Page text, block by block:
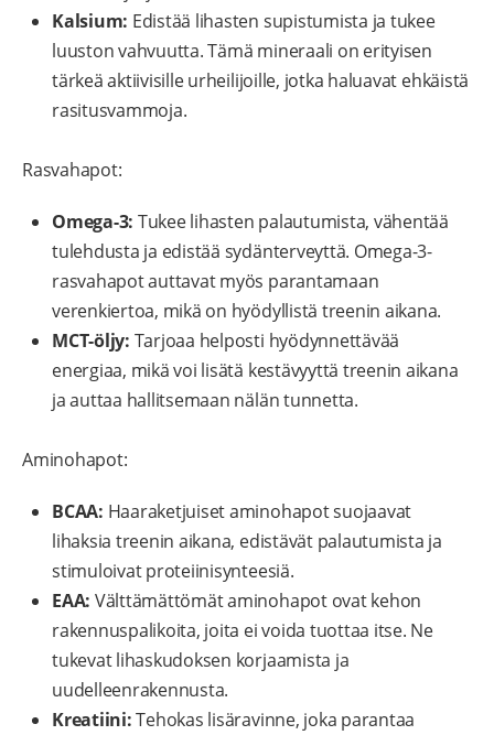
Kalsium: Edistää lihasten supistumista ja tukee
luuston vahvuutta. Tämä mineraali on erityisen
tärkeä aktiivisille urheilijoille, jotka haluavat ehkäistä
rasitusvammoja.
Rasvahapot:
Omega-3: Tukee lihasten palautumista, vähentää
tulehdusta ja edistää sydänterveyttä. Omega-3-
rasvahapot auttavat myös parantamaan
verenkiertoa, mikä on hyödyllistä treenin aikana.
MCT-öljy: Tarjoaa helposti hyödynnettävää
energiaa, mikä voi lisätä kestävyyttä treenin aikana
ja auttaa hallitsemaan nälän tunnetta.
Aminohapot:
BCAA: Haaraketjuiset aminohapot suojaavat
lihaksia treenin aikana, edistävät palautumista ja
stimuloivat proteiinisynteesiä.
EAA: Välttämättömät aminohapot ovat kehon
rakennuspalikoita, joita ei voida tuottaa itse. Ne
tukevat lihaskudoksen korjaamista ja
uudelleenrakennusta.
Kreatiini:Tehokas lisäravinne, joka parantaa